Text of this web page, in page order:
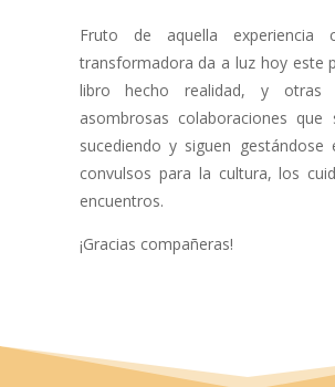
Fruto de aquella experiencia
transformadora da a luz hoy este
libro hecho realidad, y otras
asombrosas colaboraciones
sucediendo y siguen gestándose
convulsos para la cultura, los
encuentros.
¡Gracias compañeras!